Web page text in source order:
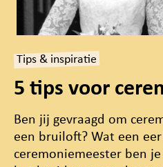
Tips & inspiratie
5 tips voor
Ben jij gevraagd om
een bruiloft? Wat een
ceremoniemeester ben